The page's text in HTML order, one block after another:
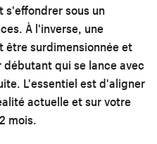
s'effondrer sous un
À l'inverse, une
surdimensionnée et
qui se lance avec
L'essentiel est d'aligner
actuelle et sur votre
mois.